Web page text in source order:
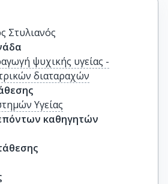
Στυλιανός
ψυχικής υγείας -
διαταραχών
Υγείας
καθηγητών